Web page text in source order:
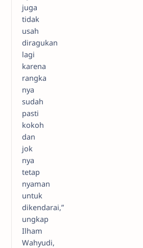
juga
tidak
usah
diragukan
lagi
karena
rangka
nya
sudah
pasti
kokoh
dan
jok
nya
tetap
nyaman
untuk
dikendarai,”
ungkap
Ilham
Wahyudi,